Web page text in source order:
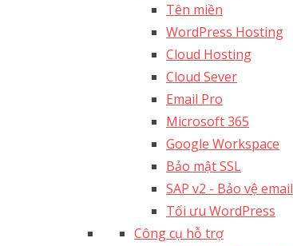
Tên miền
WordPress Hosting
Cloud Hosting
Cloud Sever
Email Pro
Microsoft 365
Google Workspace
Bảo mật SSL
SAP v2 - Bảo vệ email​
Tối ưu WordPress
Công cụ hỗ trợ